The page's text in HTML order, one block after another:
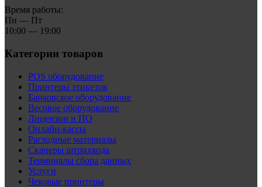
Время работы:
Пн — Пт
10:00 — 19:00
Категории товаров
POS оборудование
Принтеры этикеток
Банковское оборудование
Весовое оборудование
Лицензии и ПО
Онлайн-кассы
Расходные материалы
Сканеры штрихкода
Терминалы сбора данных
Услуги
Чековые принтеры